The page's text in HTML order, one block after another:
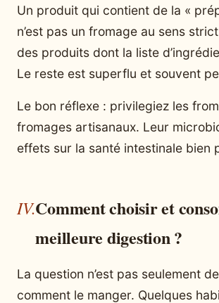
Un produit qui contient de la «
n’est pas un fromage au sens
des produits dont la liste
Le reste est superflu et souvent
Le bon réflexe : privilegiez les
fromages artisanaux. Leur
effets sur la santé intestinale bien
Comment choisir et
meilleure digestion ?
La question n’est pas seulement
comment le manger. Quelques